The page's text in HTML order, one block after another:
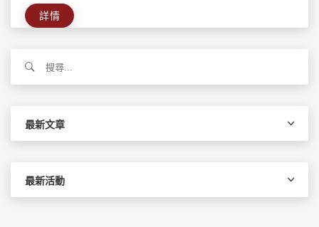
詳情
關
最新文章
最新活動